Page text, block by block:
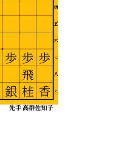
四
五
六
七
八
九
先手 高群佐知子
歩
香
歩
飛
桂
歩
銀